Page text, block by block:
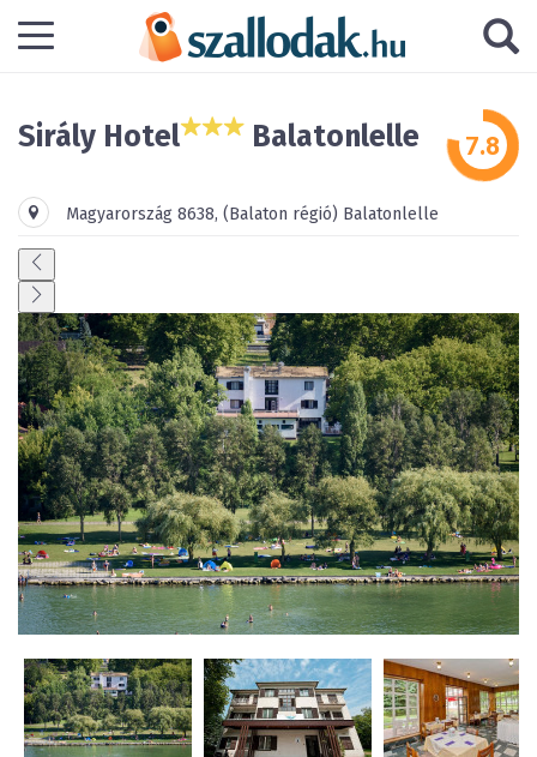
Sirály Hotel Balatonlelle
Magyarország 8638, (Balaton régió) Balatonlelle